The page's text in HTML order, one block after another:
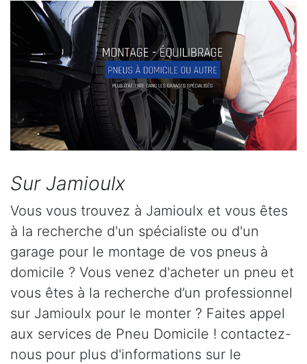
Sur Jamioulx
Vous vous trouvez à Jamioulx et vous êtes
à la recherche d'un spécialiste ou d'un
garage pour le montage de vos pneus à
domicile ? Vous venez d'acheter un pneu et
vous êtes à la recherche d’un professionnel
sur Jamioulx pour le monter ? Faites appel
aux services de Pneu Domicile ! contactez-
nous pour plus d'informations sur le